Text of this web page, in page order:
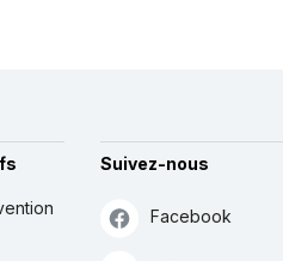
Suivez-nous
Facebook